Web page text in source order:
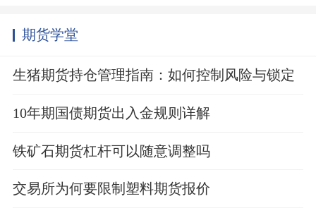
期货学堂
生猪期货持仓管理指南：如何控制风险与锁定
利润？
10年期国债期货出入金规则详解
铁矿石期货杠杆可以随意调整吗
交易所为何要限制塑料期货报价